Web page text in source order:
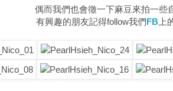
偶而我們也會徵一下麻豆來拍一些
有興趣的朋友記得follow我們FB 上